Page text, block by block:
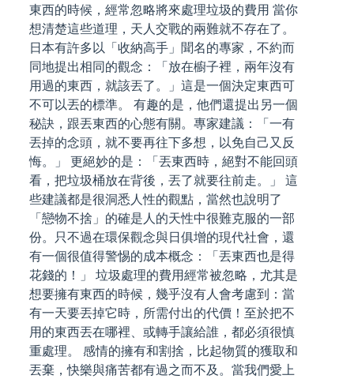
東西的時候，經常忽略將來處理垃圾的費用 當你
想清楚這些道理，天人交戰的兩難就不存在了。
日本有許多以「收納高手」聞名的專家，不約而
同地提出相同的觀念：「放在櫥子裡，兩年沒有
用過的東西，就該丟了。」這是一個決定東西可
不可以丟的標準。 有趣的是，他們還提出另一個
秘訣，跟丟東西的心態有關。專家建議：「一有
丟掉的念頭，就不要再往下多想，以免自己又反
悔。」 更絕妙的是：「丟東西時，絕對不能回頭
看，把垃圾桶放在背後，丟了就要往前走。」 這
些建議都是很洞悉人性的觀點，當然也說明了
「戀物不捨」的確是人的天性中很難克服的一部
份。只不過在環保觀念與日俱增的現代社會，還
有一個很值得警惕的成本概念：「丟東西也是得
花錢的！」 垃圾處理的費用經常被忽略，尤其是
想要擁有東西的時候，幾乎沒有人會考慮到：當
有一天要丟掉它時，所需付出的代價！至於把不
用的東西丟在哪裡、或轉手讓給誰，都必須很慎
重處理。 感情的擁有和割捨，比起物質的獲取和
丟棄，快樂與痛苦都有過之而不及。當我們愛上